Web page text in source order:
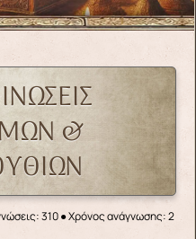
&
310● Χρόνος ανάγνωσης: 2